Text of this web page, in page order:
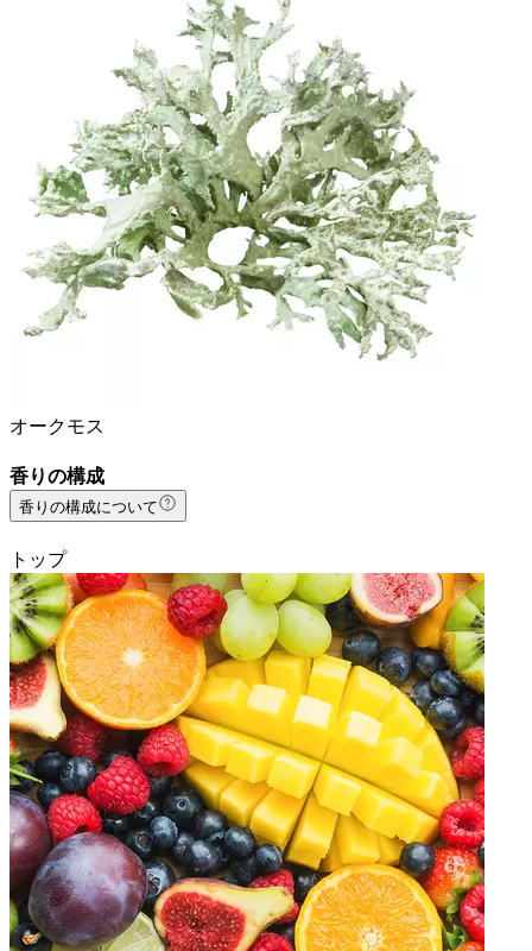
オークモス
香りの構成
香りの構成について
トップ